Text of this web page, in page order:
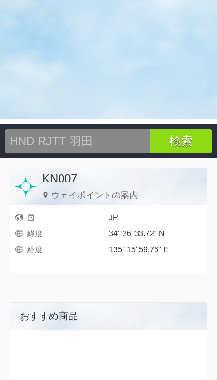
KN007
ウェイポイントの案内
国
JP
緯度
34° 26' 33.72" N
経度
135° 15' 59.76" E
おすすめ商品